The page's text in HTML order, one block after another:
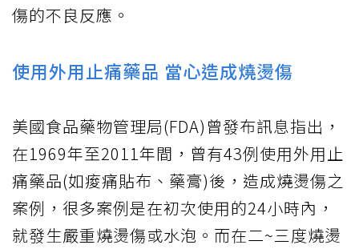
傷的不良反應。
使用外用止痛藥品 當心造成燒燙傷
美國食品藥物管理局(FDA)曾發布訊息指出，
在1969年至2011年間，曾有43例使用外用止
痛藥品(如痠痛貼布、藥膏)後，造成燒燙傷之
案例，很多案例是在初次使用的24小時內，
就發生嚴重燒燙傷或水泡。而在二~三度燒燙